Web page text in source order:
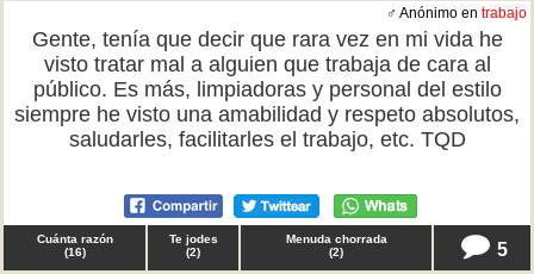
♂ Anónimo en trabajo
Gente, tenía que decir que rara vez en mi vida he
visto tratar mal a alguien que trabaja de cara al
público. Es más, limpiadoras y personal del estilo
siempre he visto una amabilidad y respeto absolutos,
saludarles, facilitarles el trabajo, etc. TQD
Cuánta razón
(16)
Te jodes
(2)
Menuda chorrada
(2) 5